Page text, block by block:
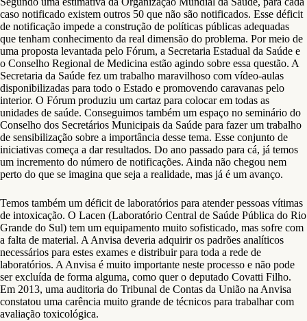
caso notificado existem outros 50 que não são notificados. Esse déficit
de notificação impede a construção de políticas públicas adequadas
que tenham conhecimento da real dimensão do problema. Por meio de
uma proposta levantada pelo Fórum, a Secretaria Estadual da Saúde e
o Conselho Regional de Medicina estão agindo sobre essa questão. A
Secretaria da Saúde fez um trabalho maravilhoso com vídeo-aulas
disponibilizadas para todo o Estado e promovendo caravanas pelo
interior. O Fórum produziu um cartaz para colocar em todas as
unidades de saúde. Conseguimos também um espaço no seminário do
Conselho dos Secretários Municipais da Saúde para fazer um trabalho
de sensibilização sobre a importância desse tema. Esse conjunto de
iniciativas começa a dar resultados. Do ano passado para cá, já temos
um incremento do número de notificações. Ainda não chegou nem
perto do que se imagina que seja a realidade, mas já é um avanço.
Temos também um déficit de laboratórios para atender pessoas vítimas
de intoxicação. O Lacen (Laboratório Central de Saúde Pública do Rio
Grande do Sul) tem um equipamento muito sofisticado, mas sofre com
a falta de material. A Anvisa deveria adquirir os padrões analíticos
necessários para estes exames e distribuir para toda a rede de
laboratórios. A Anvisa é muito importante neste processo e não pode
ser excluída de forma alguma, como quer o deputado Covatti Filho.
Em 2013, uma auditoria do Tribunal de Contas da União na Anvisa
constatou uma carência muito grande de técnicos para trabalhar com
avaliação toxicológica.